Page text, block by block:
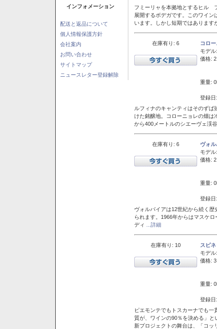
インフォメーション
配送と返品について
個人情報保護方針
会社案内
お問い合わせ
サイトマップ
ニュースレター登録解除
フミーリャを本拠地とするヒル
展開するボデガです。このワイ
います。しかし短期ではありま
在庫有り: 6
コロ
モデル:
価格:
重量:
登録
ルフィナのキャンティはそのず
けた銘醸地。コローニョレの畑は
から400メートルのシエーヴェ渓
在庫有り: 6
ヴォ
モデル:
価格:
重量:
登録
ヴォルパイアは12世紀から続く
られます。1966年からはマスケ
ディ
...詳細
在庫有り: 10
スピ
モデル:
価格:
重量:
登録
ピエモンテでもトスカーナでも
質が、ワインの90％を決める」
新プロジェクトの舞台は、「コ